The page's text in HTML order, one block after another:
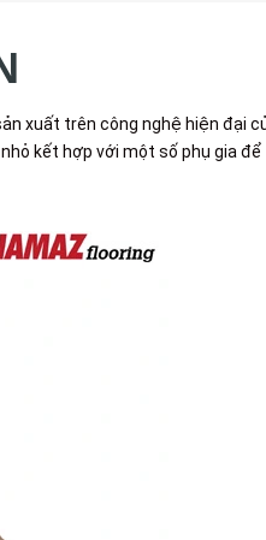
xuất trên công nghệ hiện đại
kết hợp với một số phụ gia để